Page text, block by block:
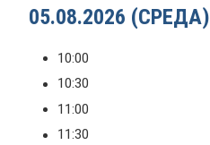
05.08.2026 (СРЕДА)
10:00
10:30
11:00
11:30